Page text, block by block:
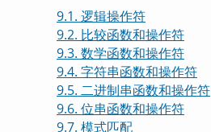
9.1. 逻辑操作符
9.2. 比较函数和操作符
9.3. 数学函数和操作符
9.4. 字符串函数和操作符
9.5. 二进制串函数和操作符
9.6. 位串函数和操作符
9.7. 模式匹配